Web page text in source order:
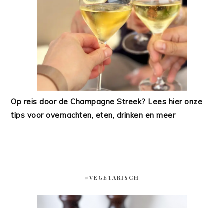
Op reis door de Champagne Streek? Lees hier onze
tips voor overnachten, eten, drinken en meer
#VEGETARISCH